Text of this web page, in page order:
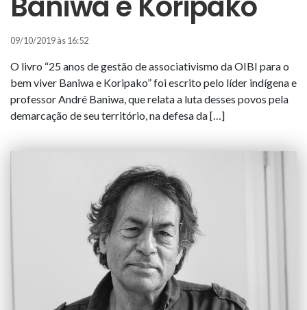
09/10/2019 às 16:52
O livro “25 anos de gestão de associativismo da OIBI para o
bem viver Baniwa e Koripako” foi escrito pelo líder indígena e
professor André Baniwa, que relata a luta desses povos pela
demarcação de seu território, na defesa da […]